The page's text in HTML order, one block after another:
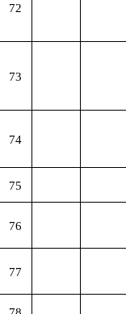
72
73
74
75
76
77